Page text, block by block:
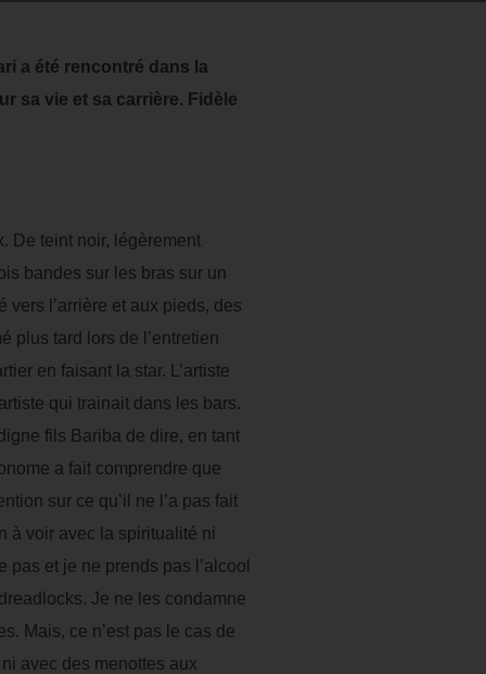
a été rencontré dans la
sa vie et sa carrière. Fidèle
De teint noir, légèrement
bandes sur les bras sur un
l’arrière et aux pieds, des
plus tard lors de l’entretien
en faisant la star. L’artiste
qui trainait dans les bars.
fils Bariba de dire, en tant
a fait comprendre que
sur ce qu’il ne l’a pas fait
à voir avec la spiritualité ni
pas et je ne prends pas l’alcool
Je ne les condamne
Mais, ce n’est pas le cas de
avec des menottes aux